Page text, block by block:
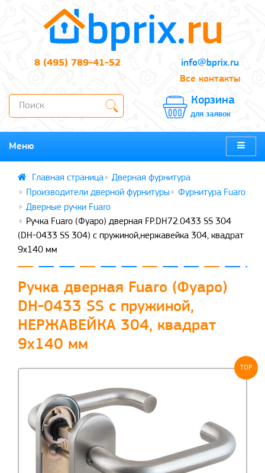
8 (495) 789-41-52
info@bprix.ru
Все контакты
Корзина
для заявок
Меню
Дверная фурнитура
Производители дверной фурнитуры
Фурнитура Fuaro
Дверные ручки Fuaro
Ручка Fuaro (Фуаро) дверная FP.DH72.0433 SS 304
(DH-0433 SS 304) с пружиной,нержавейка 304, квадрат
9x140 мм
Ручка дверная Fuaro (Фуаро)
DH-0433 SS с пружиной,
НЕРЖАВЕЙКА 304, квадрат
9x140 мм
TOP